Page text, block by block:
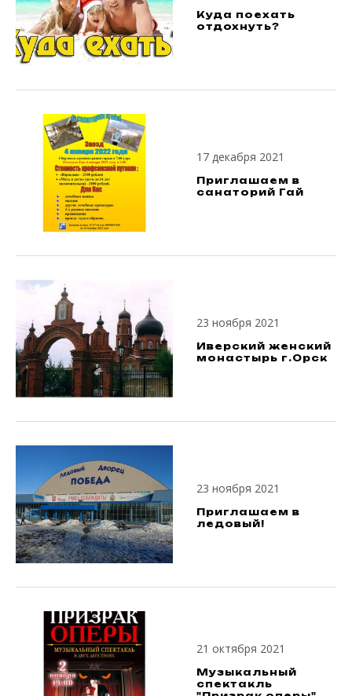
Куда поехать
отдохнуть?
17 декабря 2021
Приглашаем в
санаторий Гай
23 ноября 2021
Иверский женский
монастырь г.Орск
23 ноября 2021
Приглашаем в
ледовый!
21 октября 2021
Музыкальный
спектакль